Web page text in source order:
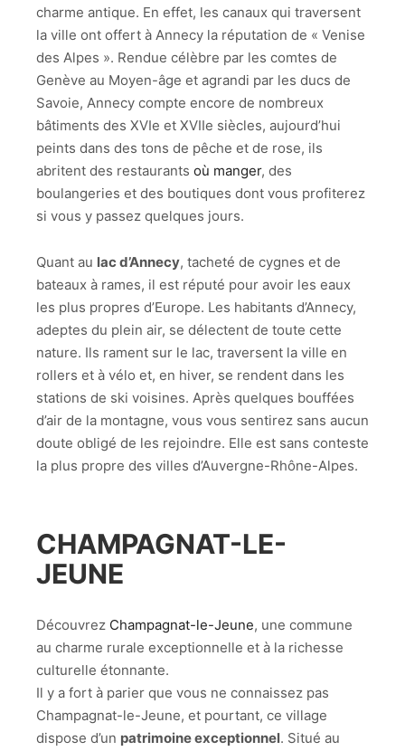
charme antique. En effet, les canaux qui traversent
la ville ont offert à Annecy la réputation de « Venise
des Alpes ». Rendue célèbre par les comtes de
Genève au Moyen-âge et agrandi par les ducs de
Savoie, Annecy compte encore de nombreux
bâtiments des XVIe et XVIIe siècles, aujourd’hui
peints dans des tons de pêche et de rose, ils
abritent des restaurants où manger, des
boulangeries et des boutiques dont vous profiterez
si vous y passez quelques jours.
Quant au lac d’Annecy, tacheté de cygnes et de
bateaux à rames, il est réputé pour avoir les eaux
les plus propres d’Europe. Les habitants d’Annecy,
adeptes du plein air, se délectent de toute cette
nature. Ils rament sur le lac, traversent la ville en
rollers et à vélo et, en hiver, se rendent dans les
stations de ski voisines. Après quelques bouffées
d’air de la montagne, vous vous sentirez sans aucun
doute obligé de les rejoindre. Elle est sans conteste
la plus propre des villes d’Auvergne-Rhône-Alpes.
CHAMPAGNAT-LE-
JEUNE
Découvrez Champagnat-le-Jeune, une commune
au charme rurale exceptionnelle et à la richesse
culturelle étonnante.
Il y a fort à parier que vous ne connaissez pas
Champagnat-le-Jeune, et pourtant, ce village
dispose d’un patrimoine exceptionnel. Situé au